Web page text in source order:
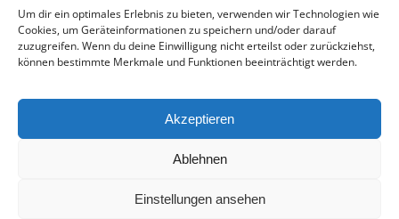
Um dir ein optimales Erlebnis zu bieten, verwenden wir Technologien wie
Cookies, um Geräteinformationen zu speichern und/oder darauf
zuzugreifen. Wenn du deine Einwilligung nicht erteilst oder zurückziehst,
können bestimmte Merkmale und Funktionen beeinträchtigt werden.
Akzeptieren
Ablehnen
Einstellungen ansehen